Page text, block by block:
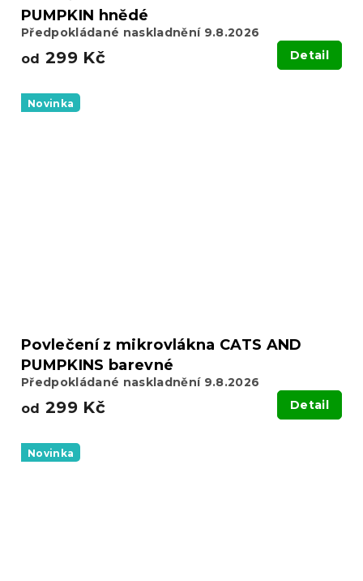
PUMPKIN hnědé
Předpokládané naskladnění 9.8.2026
od 299 Kč Detail
Novinka
Povlečení z mikrovlákna CATS AND
PUMPKINS barevné
Předpokládané naskladnění 9.8.2026
od 299 Kč Detail
Novinka